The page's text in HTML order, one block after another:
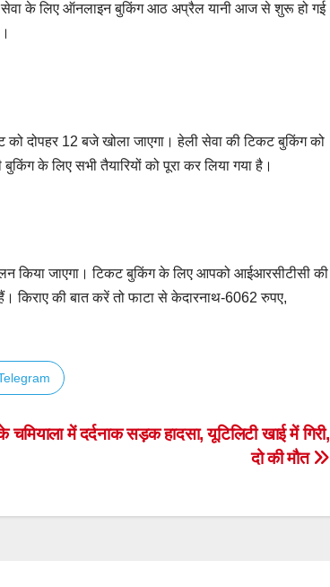
सेवा के लिए ऑनलाइन बुकिंग आठ अप्रैल यानी आज से शुरू हो गई
दोपहर 12 बजे खोला जाएगा। हेली सेवा की टिकट बुकिंग को
के लिए सभी तैयारियों को पूरा कर लिया गया है।
किया जाएगा। टिकट बुकिंग के लिए आपको आईआरसीटीसी की
की बात करें तो फाटा से केदारनाथ-6062 रुपए,
चमियाला में दर्दनाक सड़क हादसा, यूटिलिटी खाई में गिरी,
दो की मौत